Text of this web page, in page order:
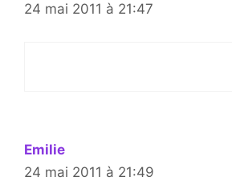
24 mai 2011 à 21:47
Emilie
24 mai 2011 à 21:49